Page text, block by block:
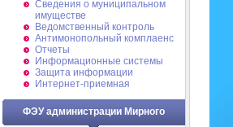
Cведения о муниципальном
имуществе
Ведомственный контроль
Антимонопольный комплаенс
Отчеты
Информационные системы
Защита информации
Интернет-приемная
ФЭУ администрации Мирного